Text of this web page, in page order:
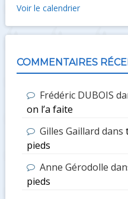
Voir le calendrier
COMMENTAIRES
Frédéric DUBOIS
on l’a faite
Gilles Gaillard dans
pieds
Anne Gérodolle
pieds